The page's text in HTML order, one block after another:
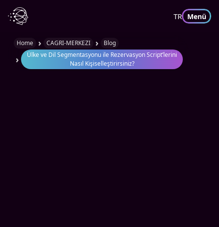
TR Menü
Home › CAGRI-MERKEZI › Blog
›
Ülke ve Dil Segmentasyonu ile Rezervasyon Script’lerini
Nasıl Kişiselleştirirsiniz?